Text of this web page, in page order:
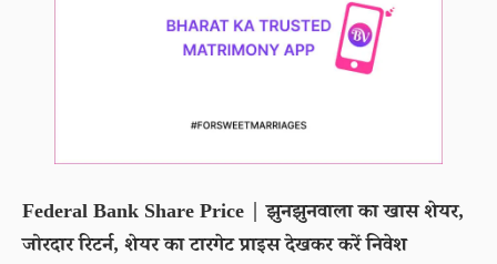
Federal Bank Share Price | झुनझुनवाला का खास शेयर,
जोरदार रिटर्न, शेयर का टारगेट प्राइस देखकर करें निवेश